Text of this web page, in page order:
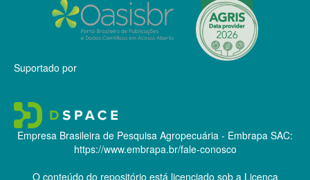
Suportado por
Empresa Brasileira de Pesquisa Agropecuária - Embrapa SAC:
https://www.embrapa.br/fale-conosco
O conteúdo do repositório está licenciado sob a Licença